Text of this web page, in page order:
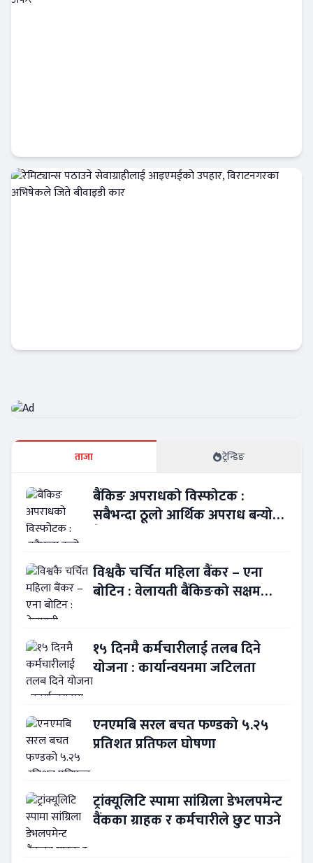
बैंक-वित्त
ताजा ट्रेन्डिङ
बैंकिङ अपराधको विस्फोटक :
सबैभन्दा ठूलो आर्थिक अपराध बन्यो
विश्वकै चर्चित महिला बैंकर – एना
बोटिन : वेलायती बैंकिङको सक्षम
१५ दिनमै कर्मचारीलाई तलब दिने
योजना : कार्यान्वयनमा जटिलता
एनएमबि सरल बचत फण्डको ५.२५
प्रतिशत प्रतिफल घोषणा
ट्रांक्यूलिटि स्पामा सांग्रिला डेभलपमेन्ट
वैंकका ग्राहक र कर्मचारीले छुट पाउने